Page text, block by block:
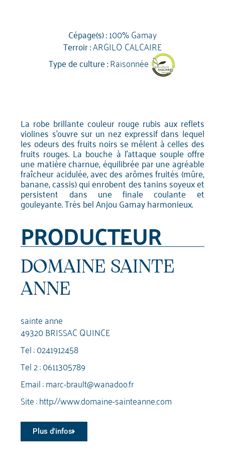
Cépage(s) :100% Gamay
Terroir :ARGILO CALCAIRE
Type de culture :Raisonnée
La robe brillante couleur rouge rubis aux reflets
violines s'ouvre sur un nez expressif dans lequel
les odeurs des fruits noirs se mêlent à celles des
fruits rouges. La bouche à l'attaque souple offre
une matière charnue, équilibrée par une agréable
fraîcheur acidulée, avec des arômes fruités (mûre,
banane, cassis) qui enrobent des tanins soyeux et
persistent dans une finale coulante et
gouleyante. Très bel Anjou Gamay harmonieux.
PRODUCTEUR
DOMAINE SAINTE
ANNE
sainte anne
49320 BRISSAC QUINCE
Tel :0241912458
Tel 2 :0611305789
Email :marc-brault@wanadoo.fr
Site :http://www.domaine-sainteanne.com
Plus d'infos